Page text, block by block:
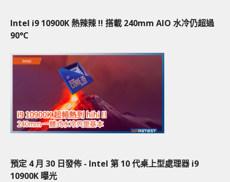
Intel i9 10900K 熱辣辣 !! 搭載 240mm AIO 水冷仍超過
90°C
預定 4 月 30 日發佈 - Intel 第 10 代桌上型處理器 i9
10900K 曝光